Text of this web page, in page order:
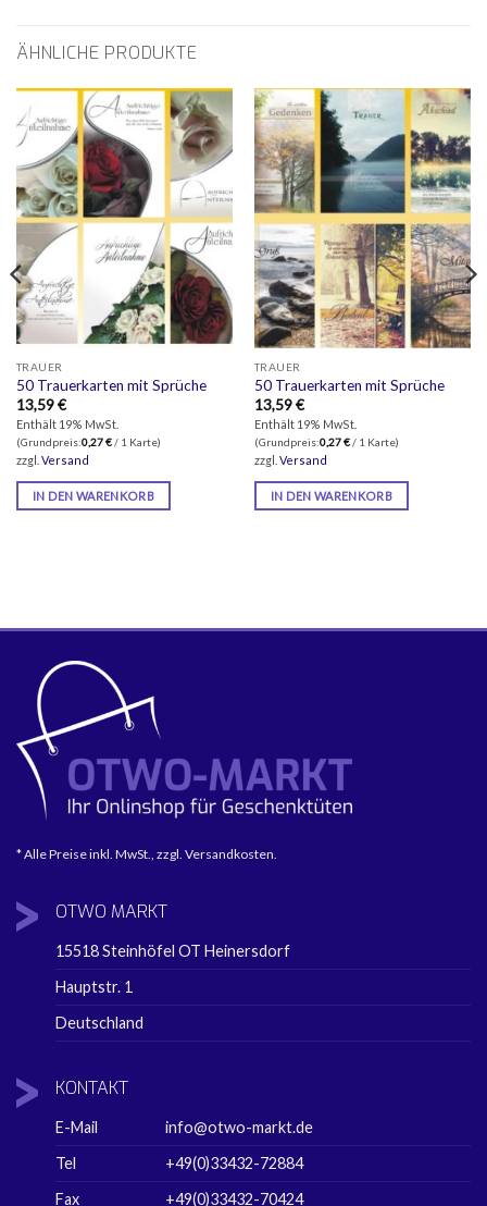
ÄHNLICHE PRODUKTE
TRAUER
50 Trauerkarten mit Sprüche
13,59€
Enthält 19% MwSt.
(Grundpreis:0,27€/ 1 Karte)
zzgl. Versand
IN DEN WARENKORB
TRAUER
50 Trauerkarten mit Sprüche
13,59€
Enthält 19% MwSt.
(Grundpreis:0,27€/ 1 Karte)
zzgl. Versand
IN DEN WARENKORB
* Alle Preise inkl. MwSt., zzgl. Versandkosten.
OTWO MARKT
15518 Steinhöfel OT Heinersdorf
Hauptstr. 1
Deutschland
KONTAKT
E-Mail
info@otwo-markt.de
Tel
+49(0)33432-72884
Fax
+49(0)33432-70424